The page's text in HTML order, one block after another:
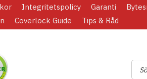
Integritetspolicy Garanti
Coverlock Guide Tips & Råd